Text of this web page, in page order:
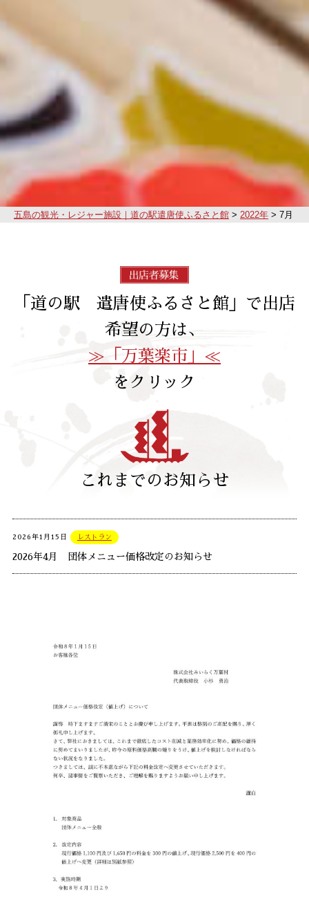
五島の観光・レジャー施設｜道の駅遣唐使ふるさと館 > 2022年 > 7月
「道の駅 遣唐使ふるさと館」で出店
希望の方は、
≫「万葉楽市」≪
をクリック
これまでのお知らせ
2026年1月15日 レストラン
2026年4月 団体メニュー価格改定のお知らせ